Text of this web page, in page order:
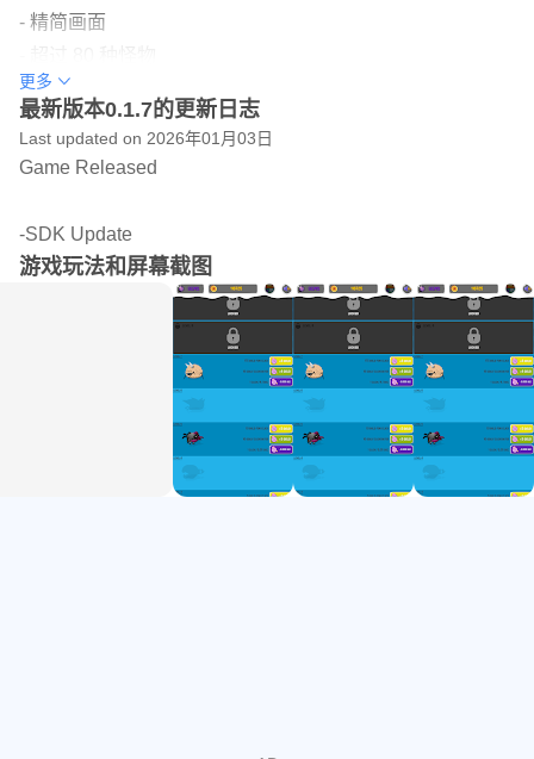
- 精简画面
- 简单易懂的机制
- 消磨时间
精彩刺激的怪物游戏已在您的智能手机上开启！
如果您喜欢“怪物故事：放置游戏”，请推荐给您的朋友。))
更多
最新版本0.1.7的更新日志
Last updated on 2026年01月03日
Game Released
-SDK Update
游戏玩法和屏幕截图